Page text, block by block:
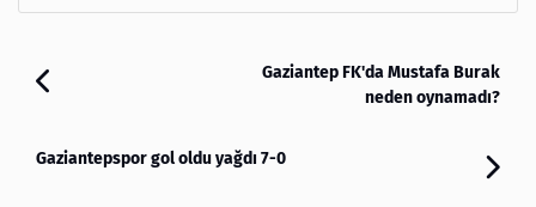
Gaziantep FK'da Mustafa Burak
neden oynamadı?
Gaziantepspor gol oldu yağdı 7-0